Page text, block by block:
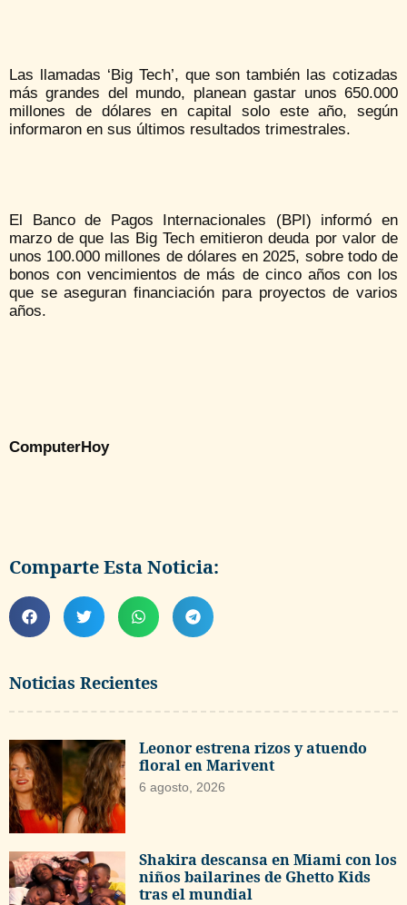
Noticias Recientes
Leonor estrena rizos y atuendo
floral en Marivent
6 agosto, 2026
Shakira descansa en Miami con los
niños bailarines de Ghetto Kids
tras el mundial
Las llamadas ‘Big Tech’, que son también las cotizadas
más grandes del mundo, planean gastar unos 650.000
millones de dólares en capital solo este año, según
informaron en sus últimos resultados trimestrales.
El Banco de Pagos Internacionales (BPI) informó en
marzo de que las Big Tech emitieron deuda por valor de
unos 100.000 millones de dólares en 2025, sobre todo de
bonos con vencimientos de más de cinco años con los
que se aseguran financiación para proyectos de varios
años.
ComputerHoy
Comparte Esta Noticia: